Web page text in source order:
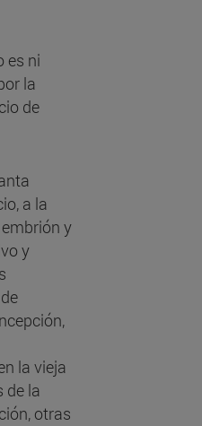
es ni
la
de
a la
y
y
la vieja
de la
otras